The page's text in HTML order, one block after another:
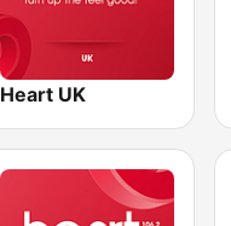
Heart UK